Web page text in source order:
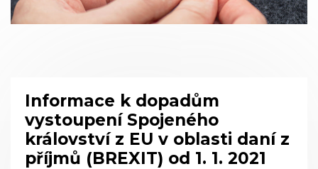
Informace k dopadům
vystoupení Spojeného
království z EU v oblasti daní z
příjmů (BREXIT) od 1. 1. 2021